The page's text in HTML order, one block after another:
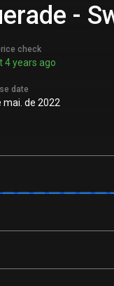
-
check
4 years ago
date
mai. de 2022